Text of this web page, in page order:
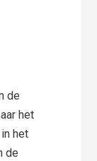
de
het
het
de